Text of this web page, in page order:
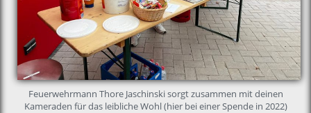
Feuerwehrmann Thore Jaschinski sorgt zusammen mit deinen
Kameraden für das leibliche Wohl (hier bei einer Spende in 2022)